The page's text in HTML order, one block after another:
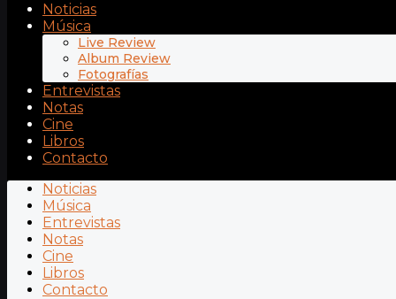
Noticias
Música
Live Review
Album Review
Fotografías
Entrevistas
Notas
Cine
Libros
Contacto
Noticias
Música
Entrevistas
Notas
Cine
Libros
Contacto